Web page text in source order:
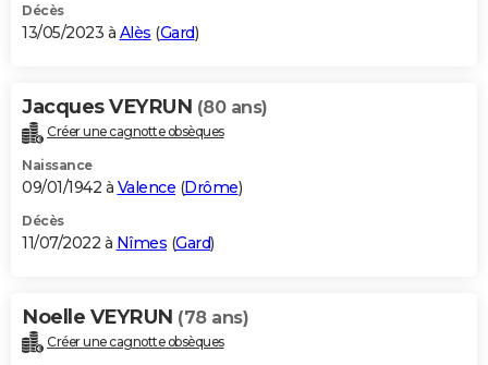
Décès
13/05/2023 à Alès (Gard)
Jacques VEYRUN (80 ans)
Créer une cagnotte obsèques
Naissance
09/01/1942 à Valence (Drôme)
Décès
11/07/2022 à Nîmes (Gard)
Noelle VEYRUN (78 ans)
Créer une cagnotte obsèques